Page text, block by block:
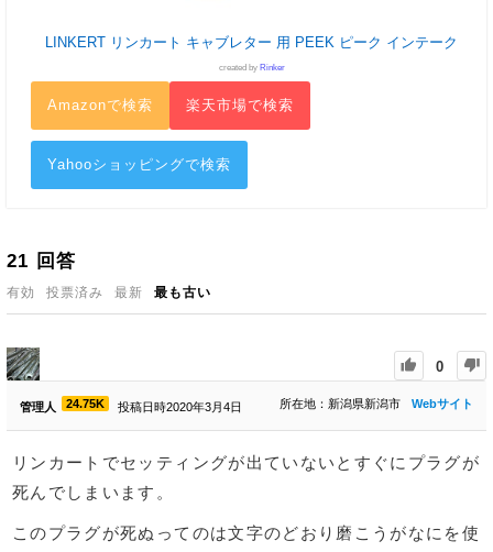
LINKERT リンカート キャブレター 用 PEEK ピーク インテーク
created by Rinker
Amazonで検索 楽天市場で検索
Yahooショッピングで検索
21 回答
有効 投票済み 最新 最も古い
0
管理人 24.75K 投稿日時2020年3月4日 Webサイト
所在地：新潟県新潟市
リンカートでセッティングが出ていないとすぐにプラグが
死んでしまいます。
このプラグが死ぬってのは文字のどおり磨こうがなにを使